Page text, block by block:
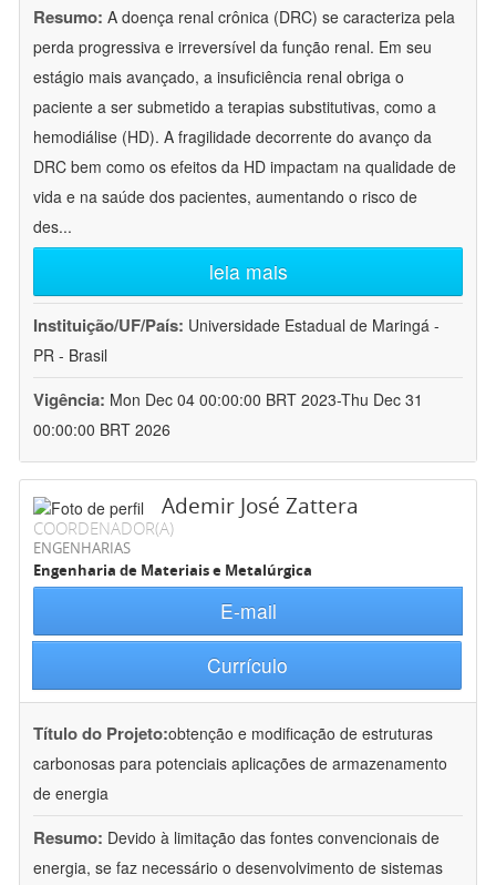
Resumo: A doença renal crônica (DRC) se caracteriza pela
perda progressiva e irreversível da função renal. Em seu
estágio mais avançado, a insuficiência renal obriga o
paciente a ser submetido a terapias substitutivas, como a
hemodiálise (HD). A fragilidade decorrente do avanço da
DRC bem como os efeitos da HD impactam na qualidade de
vida e na saúde dos pacientes, aumentando o risco de
des...
leia mais
Instituição/UF/País: Universidade Estadual de Maringá -
PR - Brasil
Vigência: Mon Dec 04 00:00:00 BRT 2023-Thu Dec 31
00:00:00 BRT 2026
Ademir José Zattera
COORDENADOR(A)
ENGENHARIAS
Engenharia de Materiais e Metalúrgica
E-mail
Currículo
Título do Projeto:obtenção e modificação de estruturas
carbonosas para potenciais aplicações de armazenamento
de energia
Resumo: Devido à limitação das fontes convencionais de
energia, se faz necessário o desenvolvimento de sistemas